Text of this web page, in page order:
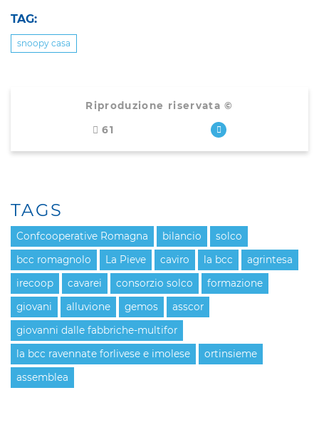
TAG:
snoopy casa
Riproduzione riservata ©
61
TAGS
Confcooperative Romagna bilancio solco
bcc romagnolo La Pieve caviro la bcc agrintesa
irecoop cavarei consorzio solco formazione
giovani alluvione gemos asscor
giovanni dalle fabbriche-multifor
la bcc ravennate forlivese e imolese ortinsieme
assemblea